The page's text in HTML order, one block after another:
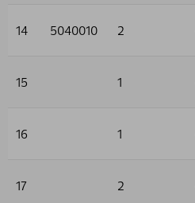
14 5040010 2
15 1
16 1
17 2